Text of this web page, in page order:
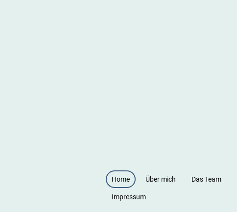
Home Über mich Das Team
Impressum